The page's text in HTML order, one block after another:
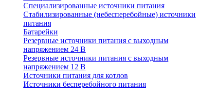
Специализированные источники питания
Стабилизированные (небесперебойные) источники
питания
Батарейки
Резервные источники питания с выходным
напряжением 24 В
Резервные источники питания с выходным
напряжением 12 В
Источники питания для котлов
Источники бесперебойного питания